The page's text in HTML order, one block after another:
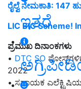
ಇತರೆ
ರೈಲ್ವೆ ನೇಮಕಾತಿ: 147
LIC BIG Scheme!
ಪ್ರಮುಖ ದಿನಾಂಕಗಳು
• DTC SO
2022
• ಸಹಾಯಕ